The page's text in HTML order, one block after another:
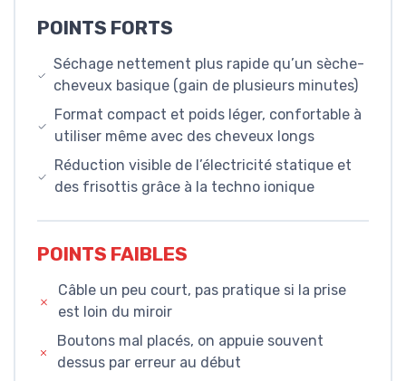
POINTS FORTS
Séchage nettement plus rapide qu’un sèche-
cheveux basique (gain de plusieurs minutes)
Format compact et poids léger, confortable à
utiliser même avec des cheveux longs
Réduction visible de l’électricité statique et
des frisottis grâce à la techno ionique
POINTS FAIBLES
Câble un peu court, pas pratique si la prise
est loin du miroir
Boutons mal placés, on appuie souvent
dessus par erreur au début